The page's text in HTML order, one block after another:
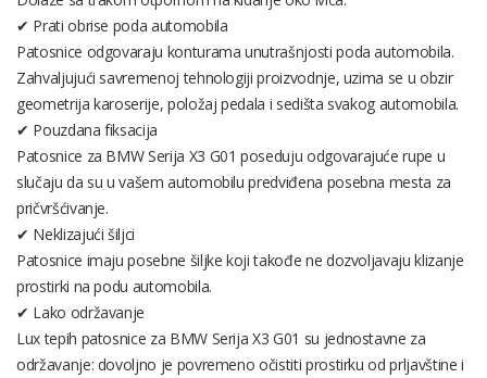
✔ Prati obrise poda automobila
Patosnice odgovaraju konturama unutrašnjosti poda automobila.
Zahvaljujući savremenoj tehnologiji proizvodnje, uzima se u obzir
geometrija karoserije, položaj pedala i sedišta svakog automobila.
✔ Pouzdana fiksacija
Patosnice za BMW Serija X3 G01 poseduju odgovarajuće rupe u
slučaju da su u vašem automobilu predviđena posebna mesta za
pričvršćivanje.
✔ Neklizajući šiljci
Patosnice imaju posebne šiljke koji takođe ne dozvoljavaju klizanje
prostirki na podu automobila.
✔ Lako održavanje
Lux tepih patosnice za BMW Serija X3 G01 su jednostavne za
održavanje: dovoljno je povremeno očistiti prostirku od prljavštine i